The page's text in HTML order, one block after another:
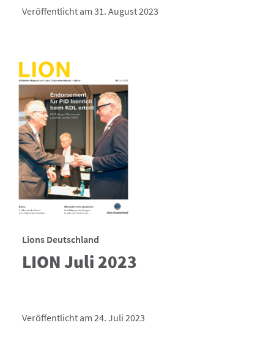
Veröffentlicht am 31. August 2023
Lions Deutschland
LION Juli 2023
Veröffentlicht am 24. Juli 2023